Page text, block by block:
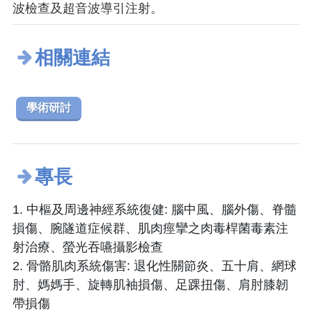
波檢查及超音波導引注射。
相關連結
學術研討
專長
1. 中樞及周邊神經系統復健: 腦中風、腦外傷、脊髓
損傷、腕隧道症候群、肌肉痙攣之肉毒桿菌毒素注
射治療、螢光吞嚥攝影檢查
2. 骨骼肌肉系統傷害: 退化性關節炎、五十肩、網球
肘、媽媽手、旋轉肌袖損傷、足踝扭傷、肩肘膝韌
帶損傷